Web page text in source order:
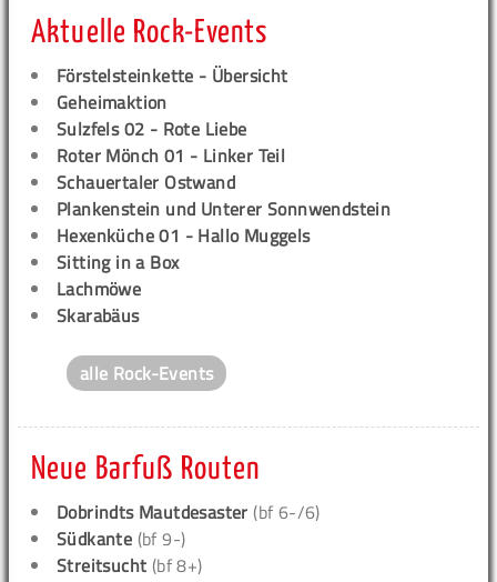
Aktuelle Rock-Events
Förstelsteinkette - Übersicht
Geheimaktion
Sulzfels 02 - Rote Liebe
Roter Mönch 01 - Linker Teil
Schauertaler Ostwand
Plankenstein und Unterer Sonnwendstein
Hexenküche 01 - Hallo Muggels
Sitting in a Box
Lachmöwe
Skarabäus
alle Rock-Events
Neue Barfuß Routen
Dobrindts Mautdesaster (bf 6-/6)
Südkante (bf 9-)
Streitsucht (bf 8+)